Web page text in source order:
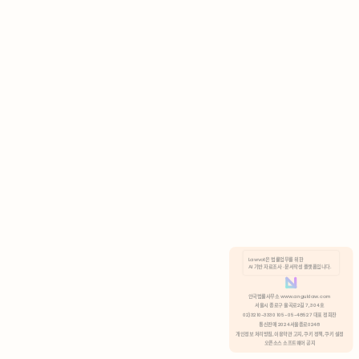
분석 쿠키 허용
Lawvot은 법률업무를 위한
AI 기반 자료조사 · 문서작성 플랫폼입니다.
안국법률사무소 www.anguklaw.com
서울시 종로구 율곡로2길 7, 304호
02)3210-3330 105-05-48527 대표 정희찬
통신판매 2024서울종로0248
개인정보 처리방침, 이용약관 고지, 쿠키 정책, 쿠키 설정
오픈소스 소프트웨어 공지